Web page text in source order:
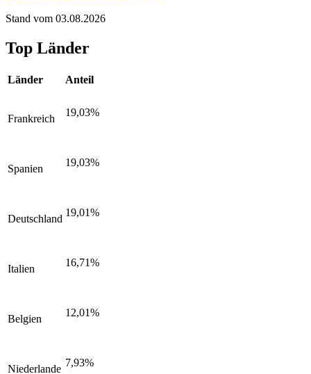
Stand vom 03.08.2026
Top Länder
Länder Anteil
Frankreich
19,03%
Spanien
19,03%
Deutschland
19,01%
Italien
16,71%
Belgien
12,01%
Niederlande
7,93%